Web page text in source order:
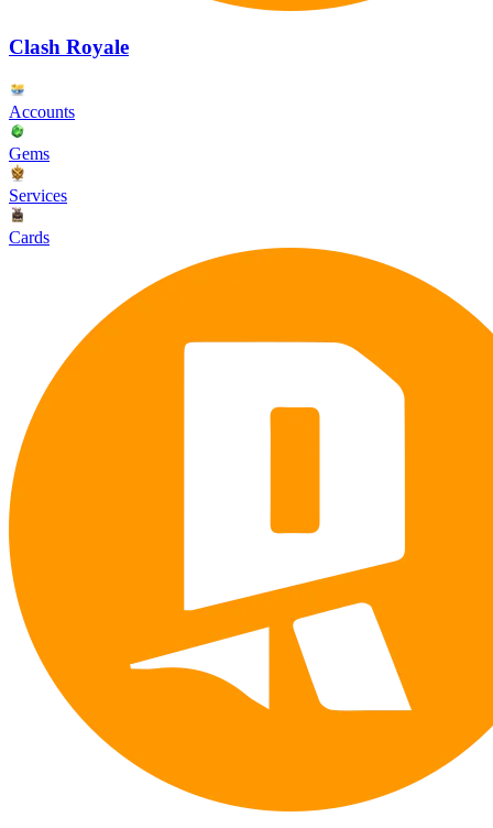
Clash Royale
Accounts
Gems
Services
Cards